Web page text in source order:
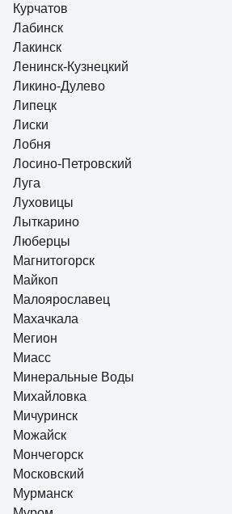
Курчатов
Лабинск
Лакинск
Ленинск-Кузнецкий
Ликино-Дулево
Липецк
Лиски
Лобня
Лосино-Петровский
Луга
Луховицы
Лыткарино
Люберцы
Магнитогорск
Майкоп
Малоярославец
Махачкала
Мегион
Миасс
Минеральные Воды
Михайловка
Мичуринск
Можайск
Мончегорск
Московский
Мурманск